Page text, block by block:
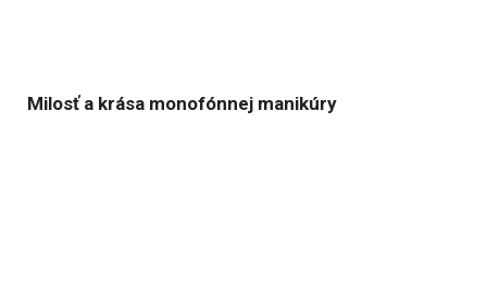
Milosť a krása monofónnej manikúry